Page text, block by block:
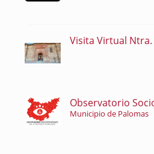
Visita Virtual
Observatorio
Municipio de Palomas